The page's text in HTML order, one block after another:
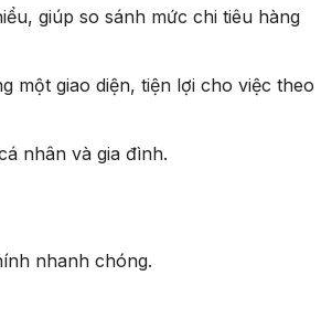
giúp so sánh mức chi tiêu hàng
một giao diện, tiện lợi cho việc theo
nhân và gia đình.
nhanh chóng.